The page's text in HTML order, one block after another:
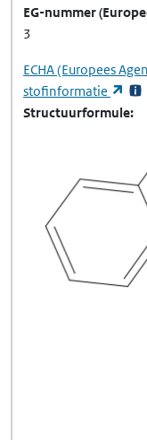
EG-nummer
3
ECHA(Europees
stofinformatie
Structuurformule